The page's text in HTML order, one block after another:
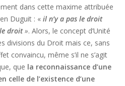
dans cette maxime attribuée
Duguit : « il n’y a pas le droit
droit». Alors, le concept d’Unité
divisions du Droit mais ce, sans
convaincu, même s’il ne s’agit
que la reconnaissance d’une
de l’existence d’une